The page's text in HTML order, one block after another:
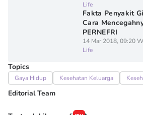
Life
Fakta Penyakit
Cara
PERNEFRI
14 Mar 2018, 09:20
Life
Topics
Gaya Hidup Kesehatan Keluarga
Editorial Team